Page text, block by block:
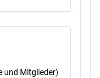
und Mitglieder)